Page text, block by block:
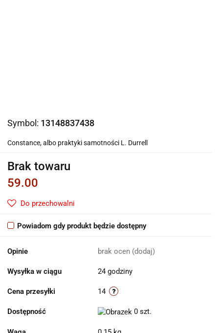
Symbol: 13148837438
Constance, albo praktyki samotności L. Durrell
Brak towaru
59.00
Do przechowalni
Powiadom gdy produkt będzie dostępny
Opinie brak ocen (dodaj)
Wysyłka w ciągu 24 godziny
Cena przesyłki 14
Dostępność 0 szt.